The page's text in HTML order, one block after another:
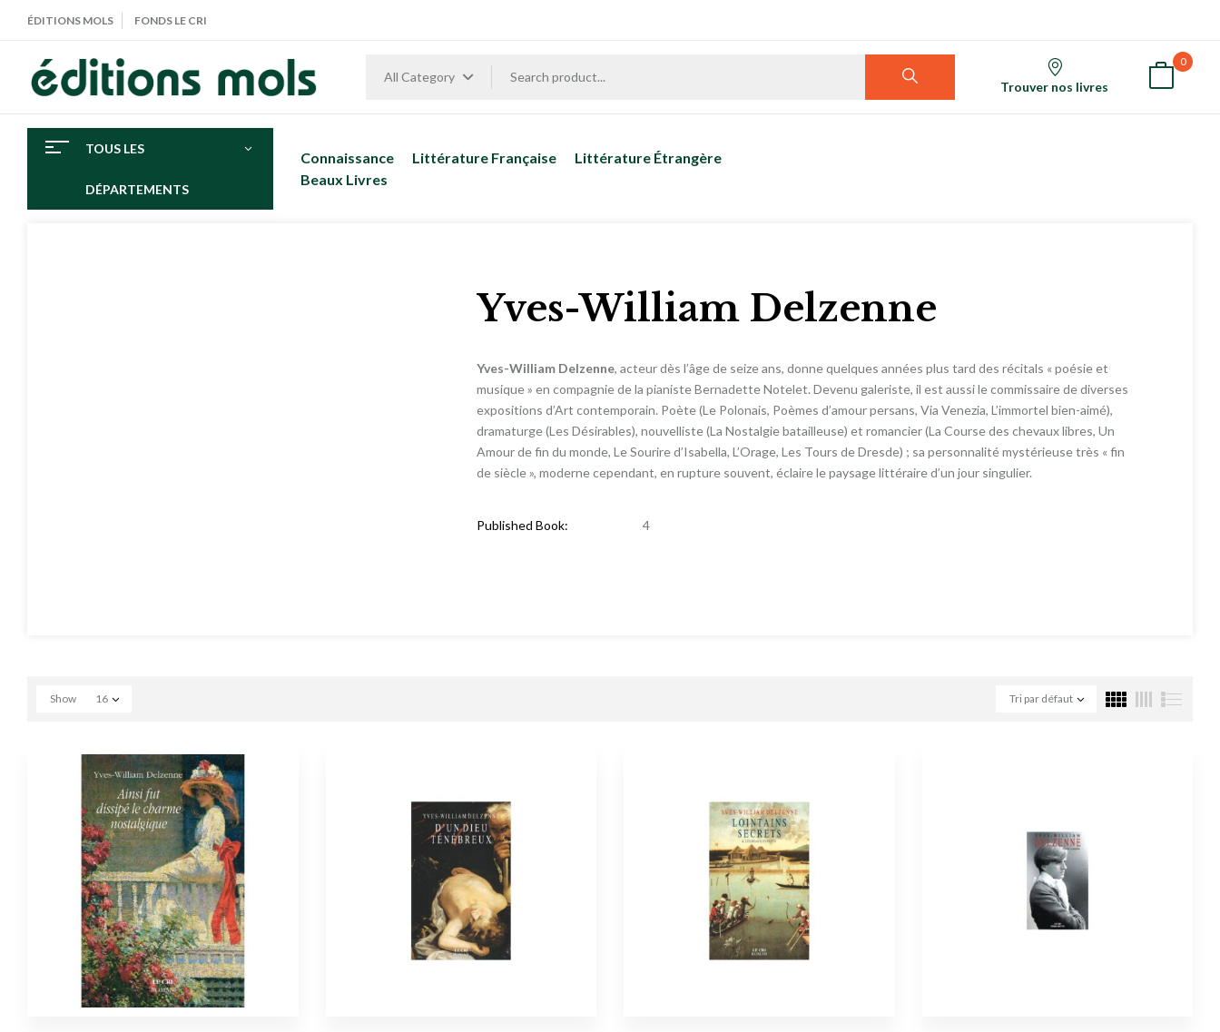
ÉDITIONS MOLS FONDS LE CRI
All Category
Trouver nos livres
0
TOUS LES
DÉPARTEMENTS
Connaissance Littérature Française
Littérature Étrangère
Beaux Livres
Yves-William Delzenne
Yves-William Delzenne, acteur dès l’âge de seize ans, donne quelques années plus tard des récitals « poésie et
musique » en compagnie de la pianiste Bernadette Notelet. Devenu galeriste, il est aussi le commissaire de diverses
expositions d’Art contemporain. Poète (Le Polonais, Poèmes d’amour persans, Via Venezia, L’immortel bien-aimé),
dramaturge (Les Désirables), nouvelliste (La Nostalgie batailleuse) et romancier (La Course des chevaux libres, Un
Amour de fin du monde, Le Sourire d’Isabella, L’Orage, Les Tours de Dresde) ; sa personnalité mystérieuse très « fin
de siècle », moderne cependant, en rupture souvent, éclaire le paysage littéraire d’un jour singulier.
Published Book: 4
Tri par défaut
Show 16